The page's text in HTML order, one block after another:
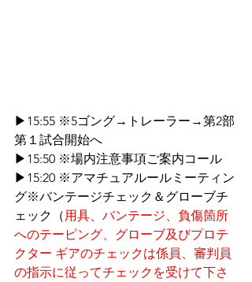
▶15:55 ※5ゴング→トレーラー→第2部
第１試合開始へ
▶15:50 ※場内注意事項ご案内コール
▶15:20 ※アマチュアルールミーティン
グ※バンテージチェック＆グローブチ
ェック（用具、バンテージ、負傷箇所
へのテーピング、グローブ及びプロテ
クター ギアのチェックは係員、審判員
の指示に従ってチェックを受けて下さ